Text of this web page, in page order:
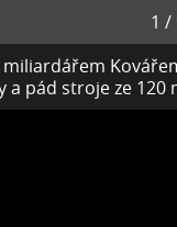
1 /
a pád stroje ze 120